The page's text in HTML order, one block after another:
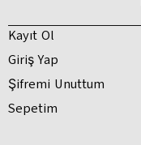
Kayıt Ol
Giriş Yap
Şifremi Unuttum
Sepetim